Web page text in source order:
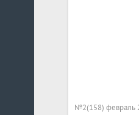
№2(158) февраль